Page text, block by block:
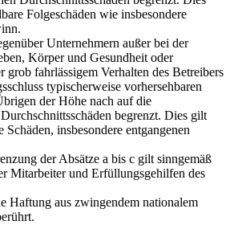
Folgeschäden wie insbesondere
Unternehmern außer bei der
Körper und Gesundheit oder
grob fahrlässigem Verhalten des Betreibers
typischerweise vorhersehbaren
der Höhe nach auf die
begrenzt. Dies gilt
Schäden, insbesondere entgangenen
der Absätze a bis c gilt sinngemäß
Mitarbeiter und Erfüllungsgehilfen des
Haftung aus zwingendem nationalem